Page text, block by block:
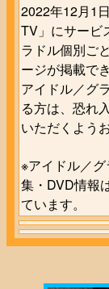
2022年12月1
TV」にサービ
ラドル個別ご
ージが掲載で
アイドル／グ
る方は、恐れ
いただくよう
※アイドル／
集・DVD情報
ています。